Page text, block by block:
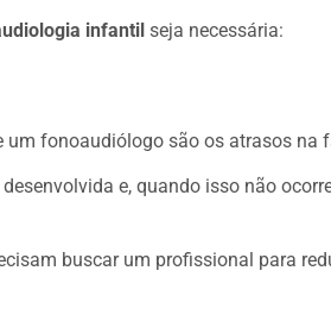
infantil seja necessária:
um fonoaudiólogo são os atrasos na
e, quando isso não
buscar um profissional para